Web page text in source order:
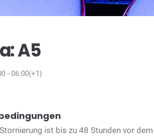
A5
- 06:00(+1)
ist bis zu 48 Stunden vor